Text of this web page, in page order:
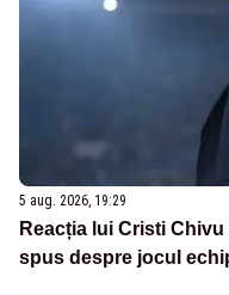
5 aug. 2026, 19:29
Reacția lui Cristi
spus despre jocul